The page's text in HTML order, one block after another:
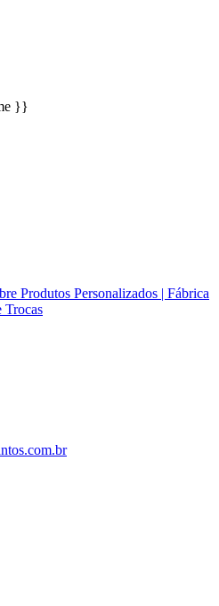
}}
Produtos Personalizados | Fábrica
Trocas